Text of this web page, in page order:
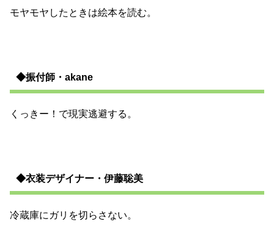
モヤモヤしたときは絵本を読む。
◆振付師・akane
くっきー！で現実逃避する。
◆衣装デザイナー・伊藤聡美
冷蔵庫にガリを切らさない。